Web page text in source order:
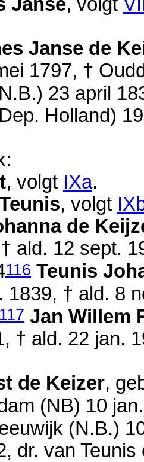
Janse de
1797, †
23 april
Holland)
, volgt IXa.
, volgt
de
ald. 12 sept.
116 Teunis
1839, † ald. 8
117 Jan Willem
, † ald. 22 jan.
de Keizer,
(NB) 10
(N.B.)
, dr. van